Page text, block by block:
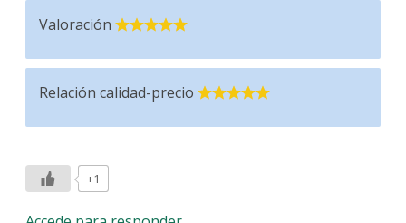
Valoración
Relación calidad-precio
+1